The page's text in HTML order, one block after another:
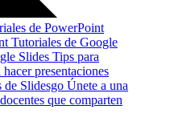
de PowerPoint
Tutoriales de Google
Slides Tips para
presentaciones
de Slidesgo Únete a una
que comparten